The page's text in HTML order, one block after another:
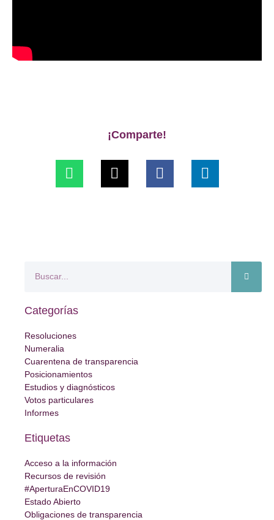
¡Comparte!
Categorías
Resoluciones
Numeralia
Cuarentena de transparencia
Posicionamientos
Estudios y diagnósticos
Votos particulares
Informes
Etiquetas
Acceso a la información
Recursos de revisión
#AperturaEnCOVID19
Estado Abierto
Obligaciones de transparencia